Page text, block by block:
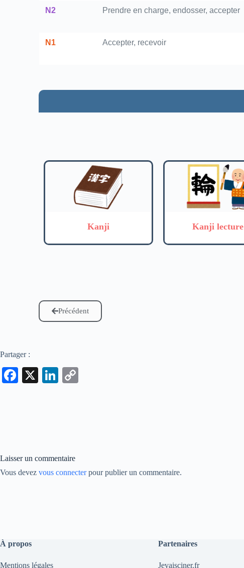
N2 Prendre en charge, endosser, accepter
N1 Accepter, recevoir
Kanji Kanji lecture
Précédent
Partager :
Fa
X
Li
Laisser un commentaire
Vous devez vous connecterpour publier un commentaire.
À propos
Mentions légales
Partenaires
Jevaisciner.fr